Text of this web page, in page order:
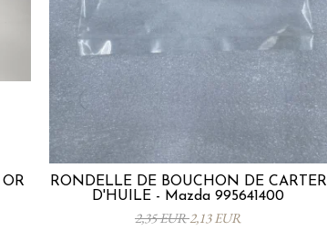
RONDELLE DE BOUCHON DE CARTER
D'HUILE - Mazda 995641400
2,35 EUR2,13 EUR